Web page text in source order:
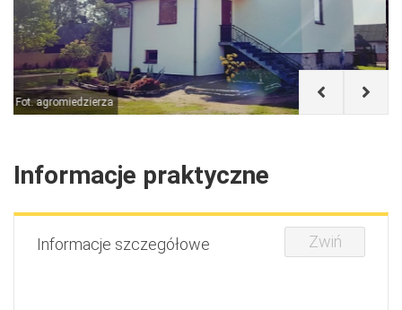
Informacje praktyczne
Informacje szczegółowe Zwiń